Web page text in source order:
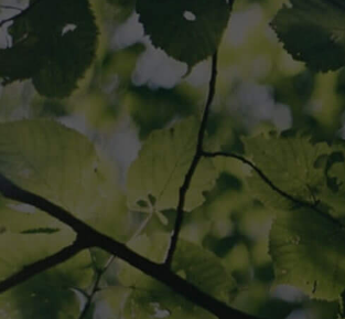
TOPPAGE
会社概要